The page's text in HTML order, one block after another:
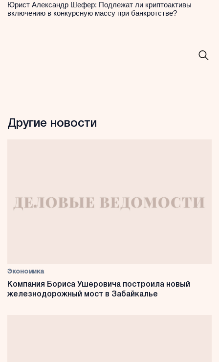
Юрист Александр Шефер: Подлежат ли криптоактивы
включению в конкурсную массу при банкротстве?
Другие новости
Экономика
Компания Бориса Ушеровича построила новый
железнодорожный мост в Забайкалье